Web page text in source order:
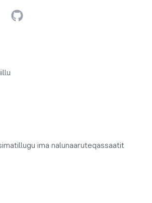
GitHub
ima nalunaaruteqassaatit